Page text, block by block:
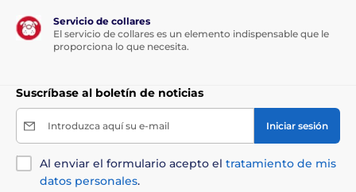
Servicio de collares
El servicio de collares es un elemento indispensable que le
proporciona lo que necesita.
Suscríbase al boletín de noticias
Introduzca aquí su e-mail Iniciar sesión
Al enviar el formulario acepto el tratamiento de mis
datos personales.